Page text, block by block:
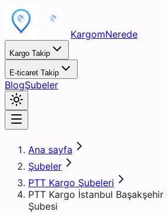
KargomNerede
Kargo Takip
E-ticaret Takip
BlogŞubeler
Ana sayfa
Şubeler
PTT Kargo Şubeleri
PTT Kargo İstanbul Başakşehir
Şubesi